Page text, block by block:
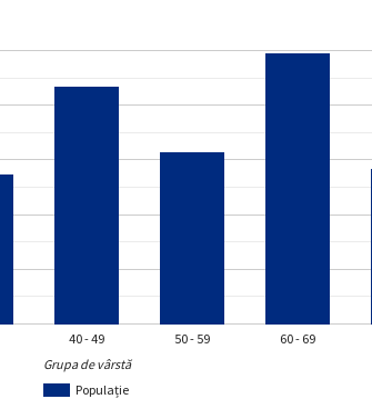
Populație
40 - 49 50 - 59 60 - 69
Grupa de vârstă